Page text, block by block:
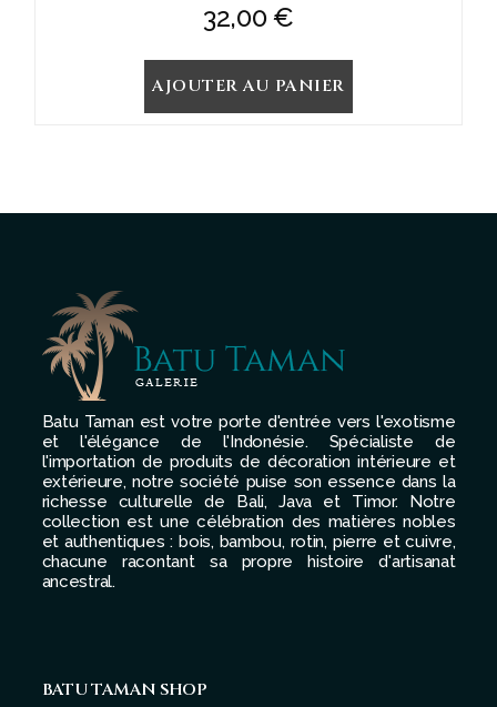
32,00€
AJOUTER AU PANIER
Batu Taman est votre porte d'entrée vers l'exotisme
et l'élégance de l'Indonésie. Spécialiste de
l'importation de produits de décoration intérieure et
extérieure, notre société puise son essence dans la
richesse culturelle de Bali, Java et Timor. Notre
collection est une célébration des matières nobles
et authentiques : bois, bambou, rotin, pierre et cuivre,
chacune racontant sa propre histoire d'artisanat
ancestral.
BATU TAMAN SHOP